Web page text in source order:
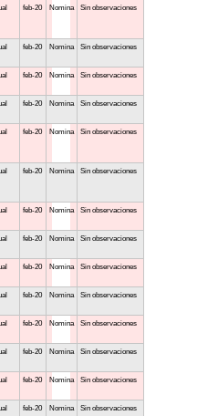
feb-20 Nomina Sin observaciones
feb-20 Nomina Sin observaciones
feb-20 Nomina Sin observaciones
feb-20 Nomina Sin observaciones
feb-20 Nomina Sin observaciones
feb-20 Nomina Sin observaciones
feb-20 Nomina Sin observaciones
feb-20 Nomina Sin observaciones
feb-20 Nomina Sin observaciones
feb-20 Nomina Sin observaciones
feb-20 Nomina Sin observaciones
feb-20 Nomina Sin observaciones
feb-20 Nomina Sin observaciones
feb-20 Nomina Sin observaciones